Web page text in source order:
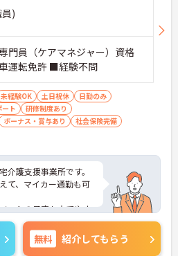
)
門員（ケアマネジャー）資格
運転免許 ■経験不問
未経験OK 土日祝休
日勤のみ
ト
研修制度あり
ボーナス・賞与あり
社会保険完備
介護支援事業所です。
て、マイカー通勤も可
ートの予定も立てやす
にお問い合わせくださ
無料 紹介してもらう